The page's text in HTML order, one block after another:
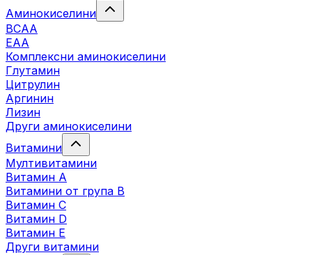
Аминокиселини
BCAA
EAA
Комплексни аминокиселини
Глутамин
Цитрулин
Аргинин
Лизин
Други аминокиселини
Витамини
Мултивитамини
Витамин А
Витамини от група B
Витамин C
Витамин D
Витамин E
Други витамини